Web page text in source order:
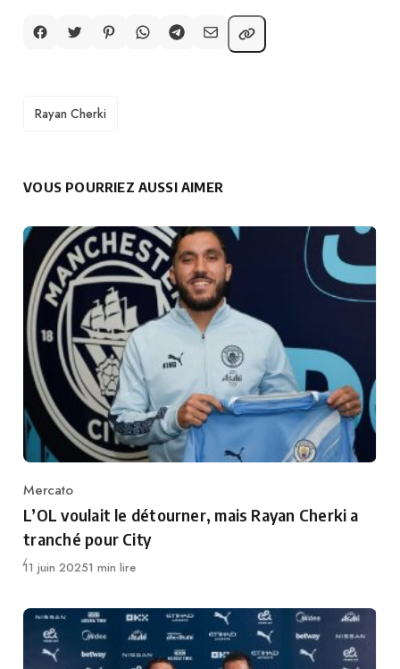
TAGS
Rayan Cherki
VOUS POURRIEZ AUSSI AIMER
Category
Mercato
L’OL voulait le détourner, mais Rayan Cherki a
tranché pour City
Publié
11 juin 20251 min lire